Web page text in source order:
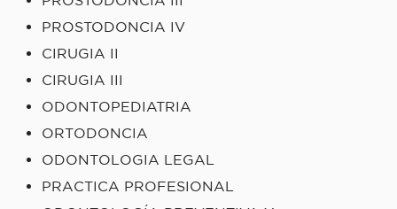
PROSTODONCIA IV
CIRUGIA II
CIRUGIA III
ODONTOPEDIATRIA
ORTODONCIA
ODONTOLOGIA LEGAL
PRACTICA PROFESIONAL